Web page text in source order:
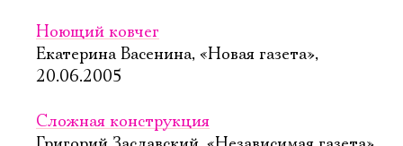
Ноющий ковчег
Екатерина Васенина, «Новая газета»,
20.06.2005
Сложная конструкция